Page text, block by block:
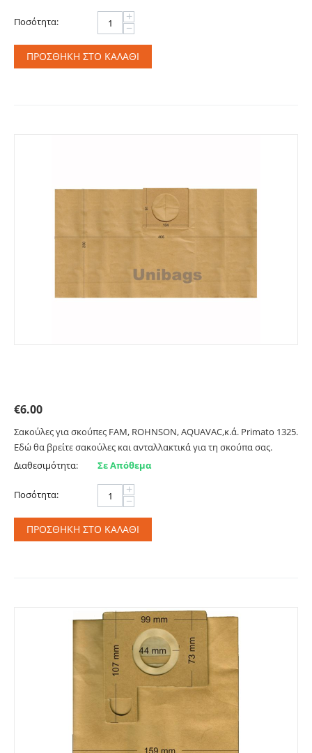
Ποσότητα: +
−
ΠΡΟΣΘΉΚΗ ΣΤΟ ΚΑΛΆΘΙ
€6.00
Σακούλες για σκούπες FAM, ROHNSON, AQUAVAC,κ.ά. Primato 1325.
Εδώ θα βρείτε σακούλες και ανταλλακτικά για τη σκούπα σας.
Διαθεσιμότητα:
Σε Απόθεμα
Ποσότητα: +
−
ΠΡΟΣΘΉΚΗ ΣΤΟ ΚΑΛΆΘΙ